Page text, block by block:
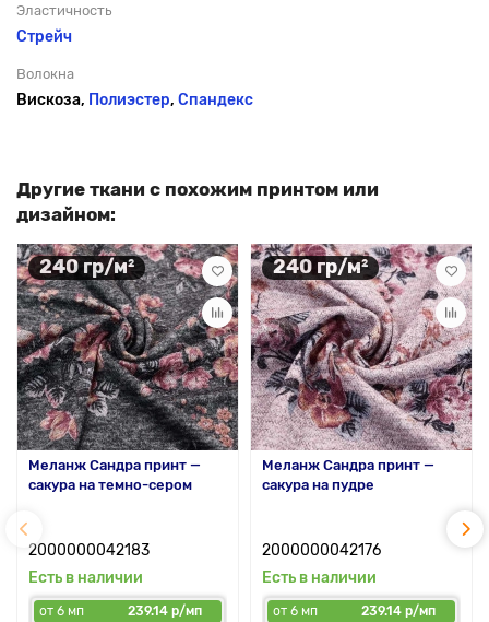
Эластичность
Стрейч
Волокна
Вискоза, Полиэстер, Спандекс
Другие ткани с похожим принтом или
дизайном:
240 гр/м²
Меланж Сандра принт —
сакура на темно-сером
2000000042183
Есть в наличии
от 6 мп 239.14 р/мп
240 гр/м²
Меланж Сандра принт —
сакура на пудре
2000000042176
Есть в наличии
от 6 мп 239.14 р/мп